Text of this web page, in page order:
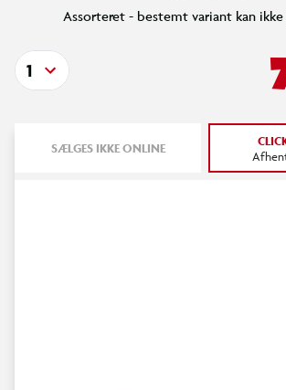
Assorteret - bestemt variant kan ikke
1
SÆLGES IKKE ONLINE